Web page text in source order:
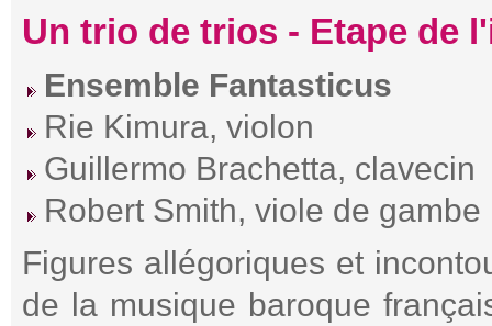
Un trio de trios - Etape de
Ensemble Fantasticus
Rie Kimura, violon
Guillermo Brachetta, clavecin
Robert Smith, viole de gambe
Figures allégoriques et
de la musique baroque